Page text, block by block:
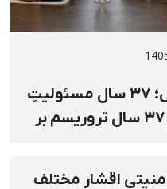
ترور دکتر قاسملو و یارانش؛ ۳۷ سال مسئولیتِ
سکوت بر دوش اتریش، و ۳۷ سال تروریسم بر
امنیتی اقشار مختلف